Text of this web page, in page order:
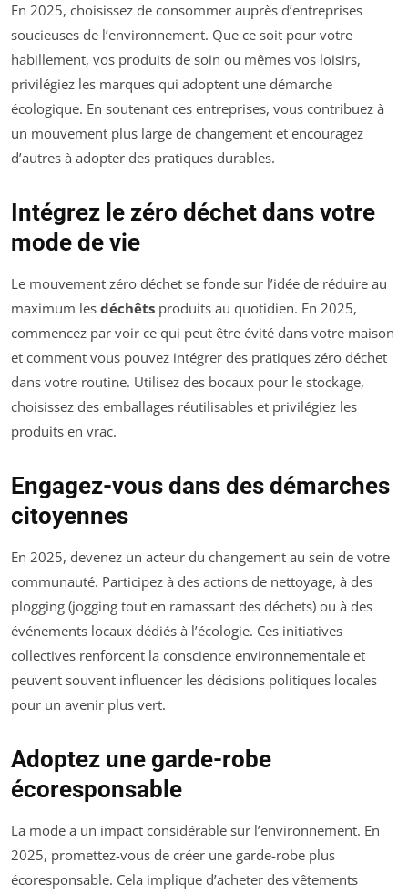
En 2025, choisissez de consommer auprès d’entreprises
soucieuses de l’environnement. Que ce soit pour votre
habillement, vos produits de soin ou mêmes vos loisirs,
privilégiez les marques qui adoptent une démarche
écologique. En soutenant ces entreprises, vous contribuez à
un mouvement plus large de changement et encouragez
d’autres à adopter des pratiques durables.
Intégrez le zéro déchet dans votre
mode de vie
Le mouvement zéro déchet se fonde sur l’idée de réduire au
maximum les déchêts produits au quotidien. En 2025,
commencez par voir ce qui peut être évité dans votre maison
et comment vous pouvez intégrer des pratiques zéro déchet
dans votre routine. Utilisez des bocaux pour le stockage,
choisissez des emballages réutilisables et privilégiez les
produits en vrac.
Engagez-vous dans des démarches
citoyennes
En 2025, devenez un acteur du changement au sein de votre
communauté. Participez à des actions de nettoyage, à des
plogging (jogging tout en ramassant des déchets) ou à des
événements locaux dédiés à l’écologie. Ces initiatives
collectives renforcent la conscience environnementale et
peuvent souvent influencer les décisions politiques locales
pour un avenir plus vert.
Adoptez une garde-robe
écoresponsable
La mode a un impact considérable sur l’environnement. En
2025, promettez-vous de créer une garde-robe plus
écoresponsable. Cela implique d’acheter des vêtements